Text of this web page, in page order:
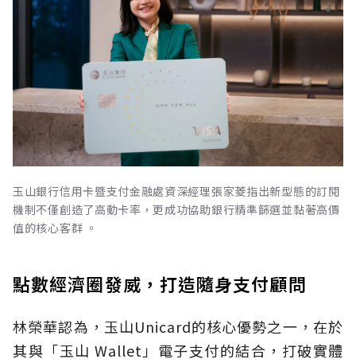
玉山銀行信用卡暨支付金融處資深經理張家菱指出新型態的訂閱
機制不僅創造了高動卡率，更成功協助銀行精準篩選並黏著高價
值的核心客群 。
點數經濟圈發威，打造隨身支付顧問
林榮華認為，玉山Unicard的核心優勢之一，在於
其與「玉山 Wallet」電子支付的結合，打破實體